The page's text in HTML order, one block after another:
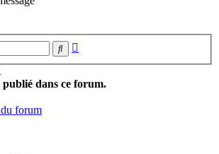
Rechercher
publié dans ce forum.
forum